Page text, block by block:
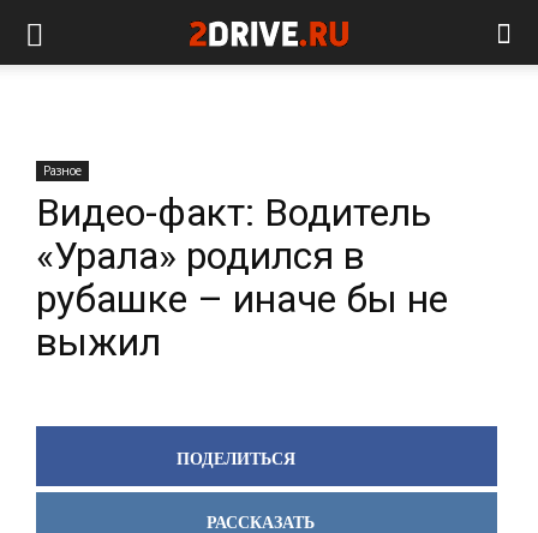
Разное
Видео-факт: Водитель
«Урала» родился в
рубашке – иначе бы не
выжил
ПОДЕЛИТЬСЯ
РАССКАЗАТЬ